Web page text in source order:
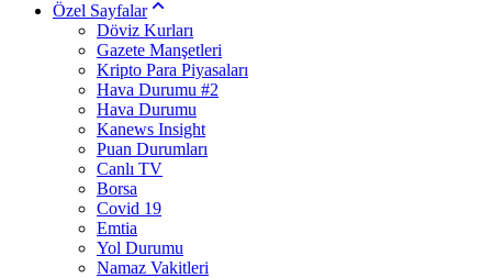
Özel Sayfalar
Döviz Kurları
Gazete Manşetleri
Kripto Para Piyasaları
Hava Durumu #2
Hava Durumu
Kanews Insight
Puan Durumları
Canlı TV
Borsa
Covid 19
Emtia
Yol Durumu
Namaz Vakitleri